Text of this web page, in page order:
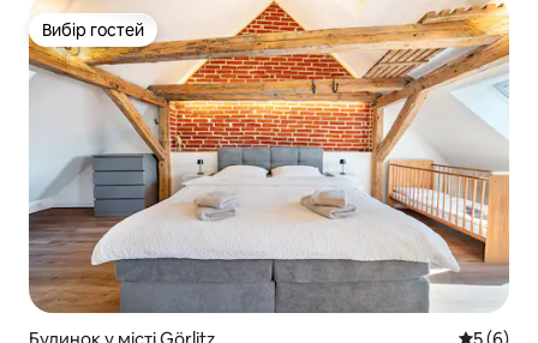
Вибір гостей
Вибір гостей